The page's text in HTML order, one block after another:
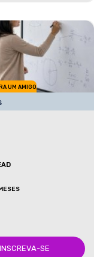
UM AMIGO
INSCREVA-SE